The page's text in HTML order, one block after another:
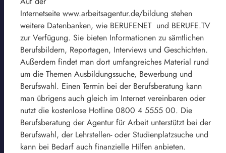
Internetseite www.arbeitsagentur.de/bildung stehen
weitere Datenbanken, wie BERUFENET und BERUFE.TV
zur Verfügung. Sie bieten Informationen zu sämtlichen
Berufsbildern, Reportagen, Interviews und Geschichten.
Außerdem findet man dort umfangreiches Material rund
um die Themen Ausbildungssuche, Bewerbung und
Berufswahl. Einen Termin bei der Berufsberatung kann
man übrigens auch gleich im Internet vereinbaren oder
nutzt die kostenlose Hotline 0800 4 5555 00. Die
Berufsberatung der Agentur für Arbeit unterstützt bei der
Berufswahl, der Lehrstellen- oder Studienplatzsuche und
kann bei Bedarf auch finanzielle Hilfen anbieten.